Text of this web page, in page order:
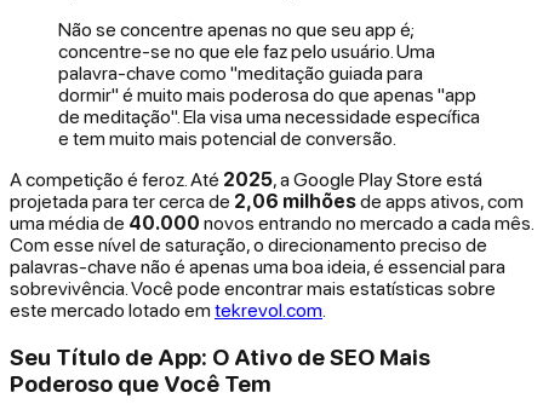
Não se concentre apenas no que seu app é;
concentre-se no que ele fazpelo usuário. Uma
palavra-chave como "meditação guiada para
dormir" é muito mais poderosa do que apenas "app
de meditação". Ela visa uma necessidade específica
e tem muito mais potencial de conversão.
A competição é feroz. Até 2025, a Google Play Store está
projetada para ter cerca de 2,06 milhõesde apps ativos, com
uma média de 40.000 novos entrando no mercado a cada mês.
Com esse nível de saturação, o direcionamento preciso de
palavras-chave não é apenas uma boa ideia, é essencial para
sobrevivência. Você pode encontrar mais estatísticas sobre
este mercado lotado em tekrevol.com
Seu Título de App: O Ativo de SEO Mais
Poderoso que Você Tem